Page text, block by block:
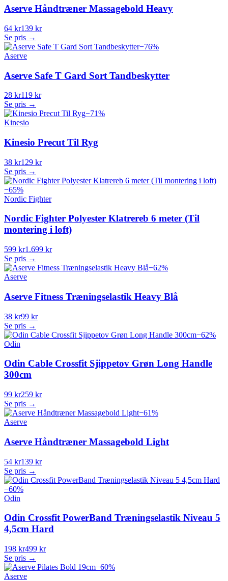
Aserve Håndtræner Massagebold Heavy
64 kr139 kr
Se pris →
−76%
Aserve
Aserve Safe T Gard Sort Tandbeskytter
28 kr119 kr
Se pris →
−71%
Kinesio
Kinesio Precut Til Ryg
38 kr129 kr
Se pris →
−65%
Nordic Fighter
Nordic Fighter Polyester Klatrereb 6 meter (Til
montering i loft)
599 kr1.699 kr
Se pris →
−62%
Aserve
Aserve Fitness Træningselastik Heavy Blå
38 kr99 kr
Se pris →
−62%
Odin
Odin Cable Crossfit Sjippetov Grøn Long Handle
300cm
99 kr259 kr
Se pris →
−61%
Aserve
Aserve Håndtræner Massagebold Light
54 kr139 kr
Se pris →
−60%
Odin
Odin Crossfit PowerBand Træningselastik Niveau 5
4,5cm Hard
198 kr499 kr
Se pris →
−60%
Aserve